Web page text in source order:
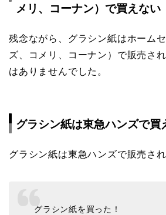
メリ、コーナン）で買えない
残念ながら、グラシン紙はホーム
ズ、コメリ、コーナン）で販売さ
はありませんでした。
グラシン紙は東急ハンズで買
グラシン紙は東急ハンズで販売さ
グラシン紙を買った！